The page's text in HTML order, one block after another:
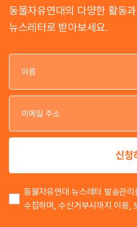
동물자유연대의 다양한 활동
뉴스레터로 받아보세요.
신청
동물자유연대 뉴스레터 발송관
수집하며, 수신거부시까지 이용,